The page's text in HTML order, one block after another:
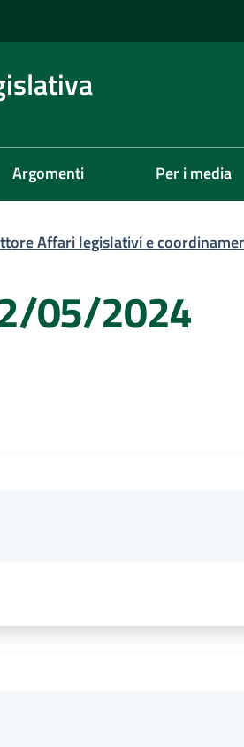
Argomenti Per i media
Affari legislativi e
05/2024